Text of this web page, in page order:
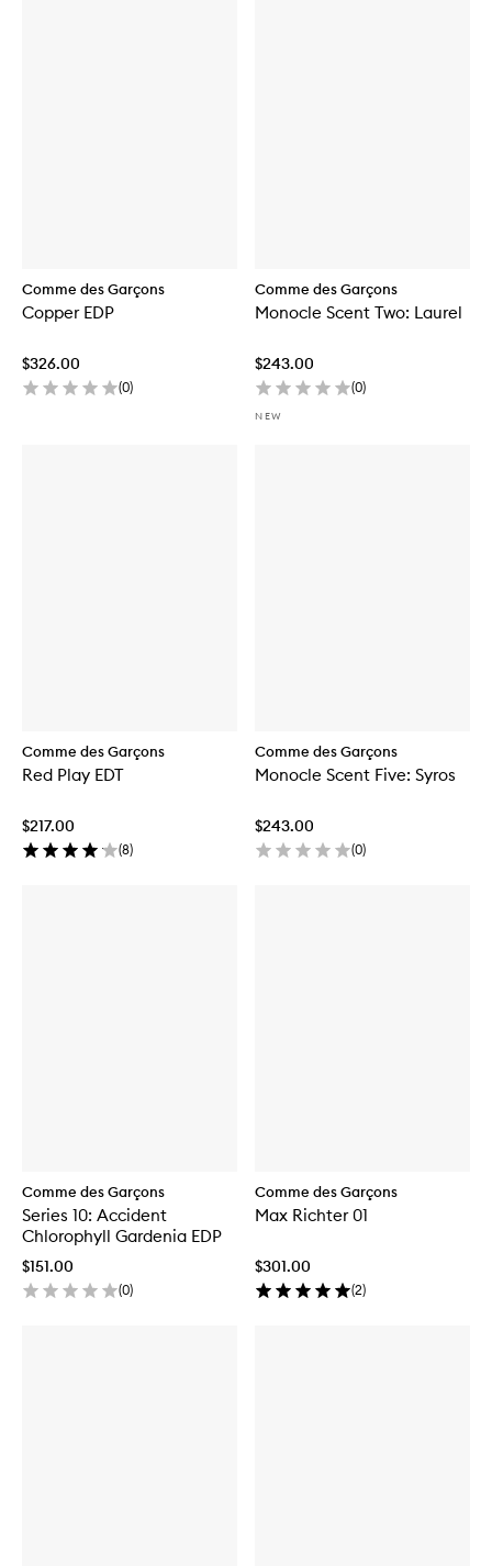
Comme des Garçons
Copper EDP
$326.00
(0)
Comme des Garçons
Monocle Scent Two: Laurel
$243.00
(0)
NEW
Comme des Garçons
Red Play EDT
$217.00
(8)
Comme des Garçons
Monocle Scent Five: Syros
$243.00
(0)
Comme des Garçons
Series 10: Accident
Chlorophyll Gardenia EDP
$151.00
(0)
Comme des Garçons
Max Richter 01
$301.00
(2)